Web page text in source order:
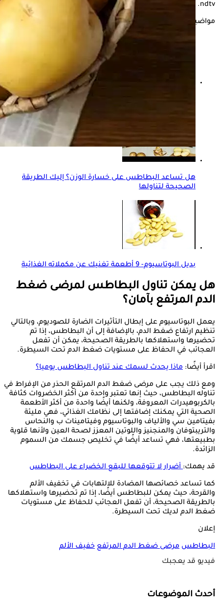
ndtv.
مواضيع ذات صلة
اليوم العالمي للبطاطس المقلية.. إليك أضرار الإفراط بها
هل تساعد البطاطس على خسارة الوزن؟ إليك الطريقة
الصحيحة لتناولها
بديل البوتاسيوم- 9 أطعمة تغنيك عن مكملاته الغذائية
هل يمكن تناول البطاطس لمرضى ضغط
الدم المرتفع بآمان؟
يعمل البوتاسيوم على إبطال التأثيرات الضارة للصوديوم، وبالتالي
تنظيم ارتفاع ضغط الدم، بالإضافة إلى أن البطاطس، إذا تم
تحضيرها واستهلاكها بالطريقة الصحيحة، يمكن أن تفعل
العجائب في الحفاظ على مستويات ضغط الدم تحت السيطرة.
اقرأ أيضًا: ماذا يحدث لسمك عند تناول البطاطس يوميا؟
ومع ذلك يجب على مرضى ضغط الدم المرتقع الحذر من الإفراط في
تناوله البطاطس، حيث إنها تعتبر واحدة من أكثر الخضروات كثافة
بالكربوهيدرات المعروفة، ولكنها أيضًا واحدة من أكثر الأطعمة
الصحية التي يمكنك إضافتها إلى نظامك الغذائي، فهي مليئة
بفيتامين سي والألياف والبوتاسيوم وفيتامينات ب والنحاس
والتريبتوفان والمنجنيز واللوتين المعزز لصحة العين ولأنها قلوية
بطبيعتها، فهي تساعد أيضًا في تخليص جسمك من السموم
الزائدة.
قد يهمك:أضرار لا تتوقعها للبقع الخضراء على البطاطس
كما تساعد خصائصها المضادة للالتهابات في تخفيف الألم
والقرحة، حيث يمكن للبطاطس أيضًا، إذا تم تحضيرها واستهلاكها
بالطريقة الصحيحة، أن تفعل العجائب للحفاظ على مستويات
ضغط الدم لديك تحت السيطرة.
إعلان
البطاطس مرضى ضغط الدم المرتفع خفيف الألم
فيديو قد يعجبك
أحدث الموضوعات